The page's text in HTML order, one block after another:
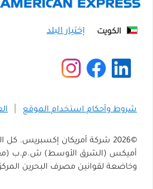
الكويت
شروط وأحكام استخدام الموقع
©
2026 شركة أمريكان إكسبريس. كل
أميكس (الشرق الأوسط) ش.م.ب
وخاضعة لقوانين مصرف البحرين